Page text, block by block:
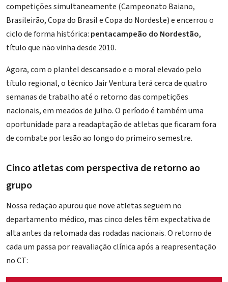
competições simultaneamente (Campeonato Baiano,
Brasileirão, Copa do Brasil e Copa do Nordeste) e encerrou o
ciclo de forma histórica: pentacampeão do Nordestão,
título que não vinha desde 2010.
Agora, com o plantel descansado e o moral elevado pelo
título regional, o técnicoJair Ventura terá cerca de quatro
semanas de trabalho até o retorno das competições
nacionais, em meados de julho. O período é também uma
oportunidade para a readaptação de atletas que ficaram fora
de combate por lesão ao longo do primeiro semestre.
Cinco atletas com perspectiva de retorno ao
grupo
Nossa redação apurou que nove atletas seguem no
departamento médico, mas cinco deles têm expectativa de
alta antes da retomada das rodadas nacionais. O retorno de
cada um passa por reavaliação clínica após a reapresentação
no CT: